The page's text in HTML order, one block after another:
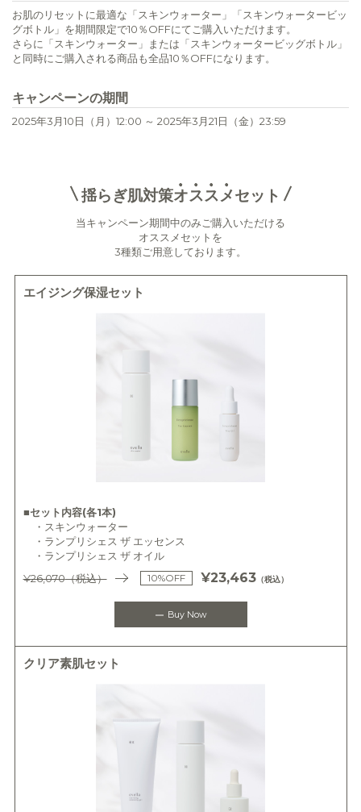
お肌のリセットに最適な「スキンウォーター」「スキンウォータービッ
グボトル」を期間限定で10％OFFにてご購入いただけます。
さらに「スキンウォーター」または「スキンウォータービッグボトル」
と同時にご購入される商品も全品10％OFFになります。
キャンペーンの期間
2025年3月10日（月）12:00 ～ 2025年3月21日（金）23:59
揺らぎ肌対策オススメセット
当キャンペーン期間中のみご購入いただける
オススメセットを
3種類ご用意しております。
エイジング保湿セット
■セット内容(各1本)
・スキンウォーター
・ランプリシェス ザ エッセンス
・ランプリシェス ザ オイル
¥26,070（税込） 10%OFF ¥23,463（税込）
Buy Now
クリア素肌セット